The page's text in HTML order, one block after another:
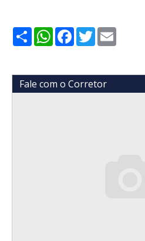
ShareWhatsApp
Facebook
Twitter
Fale com o Corretor